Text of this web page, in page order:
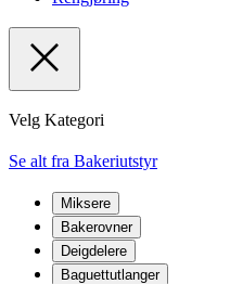
Velg Kategori
Se alt fra Bakeriutstyr
Miksere
Bakerovner
Deigdelere
Baguettutlanger